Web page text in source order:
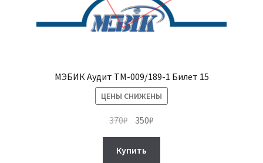
МЭБИК Аудит ТМ-009/189-1 Билет 15
ЦЕНЫ СНИЖЕНЫ
370₽ Первоначальная
составляла
350₽
Купить